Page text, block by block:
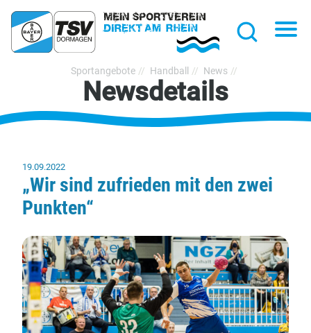
TSV
Bayer
Dormagen
1920
Sportangebote Handball News
Newsdetails
19.09.2022
„Wir sind zufrieden mit den zwei
Punkten“